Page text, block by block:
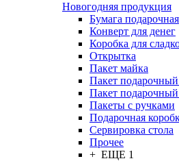
Новогодняя продукция
Бумага подарочная
Конверт для денег
Коробка для
Открытка
Пакет майка
Пакет
Пакет
Пакеты с ручками
Подарочная
Сервировка стола
Прочее
+ ЕЩЕ 1